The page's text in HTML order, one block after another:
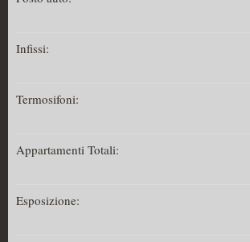
Infissi:
Termosifoni:
Appartamenti Totali:
Esposizione: